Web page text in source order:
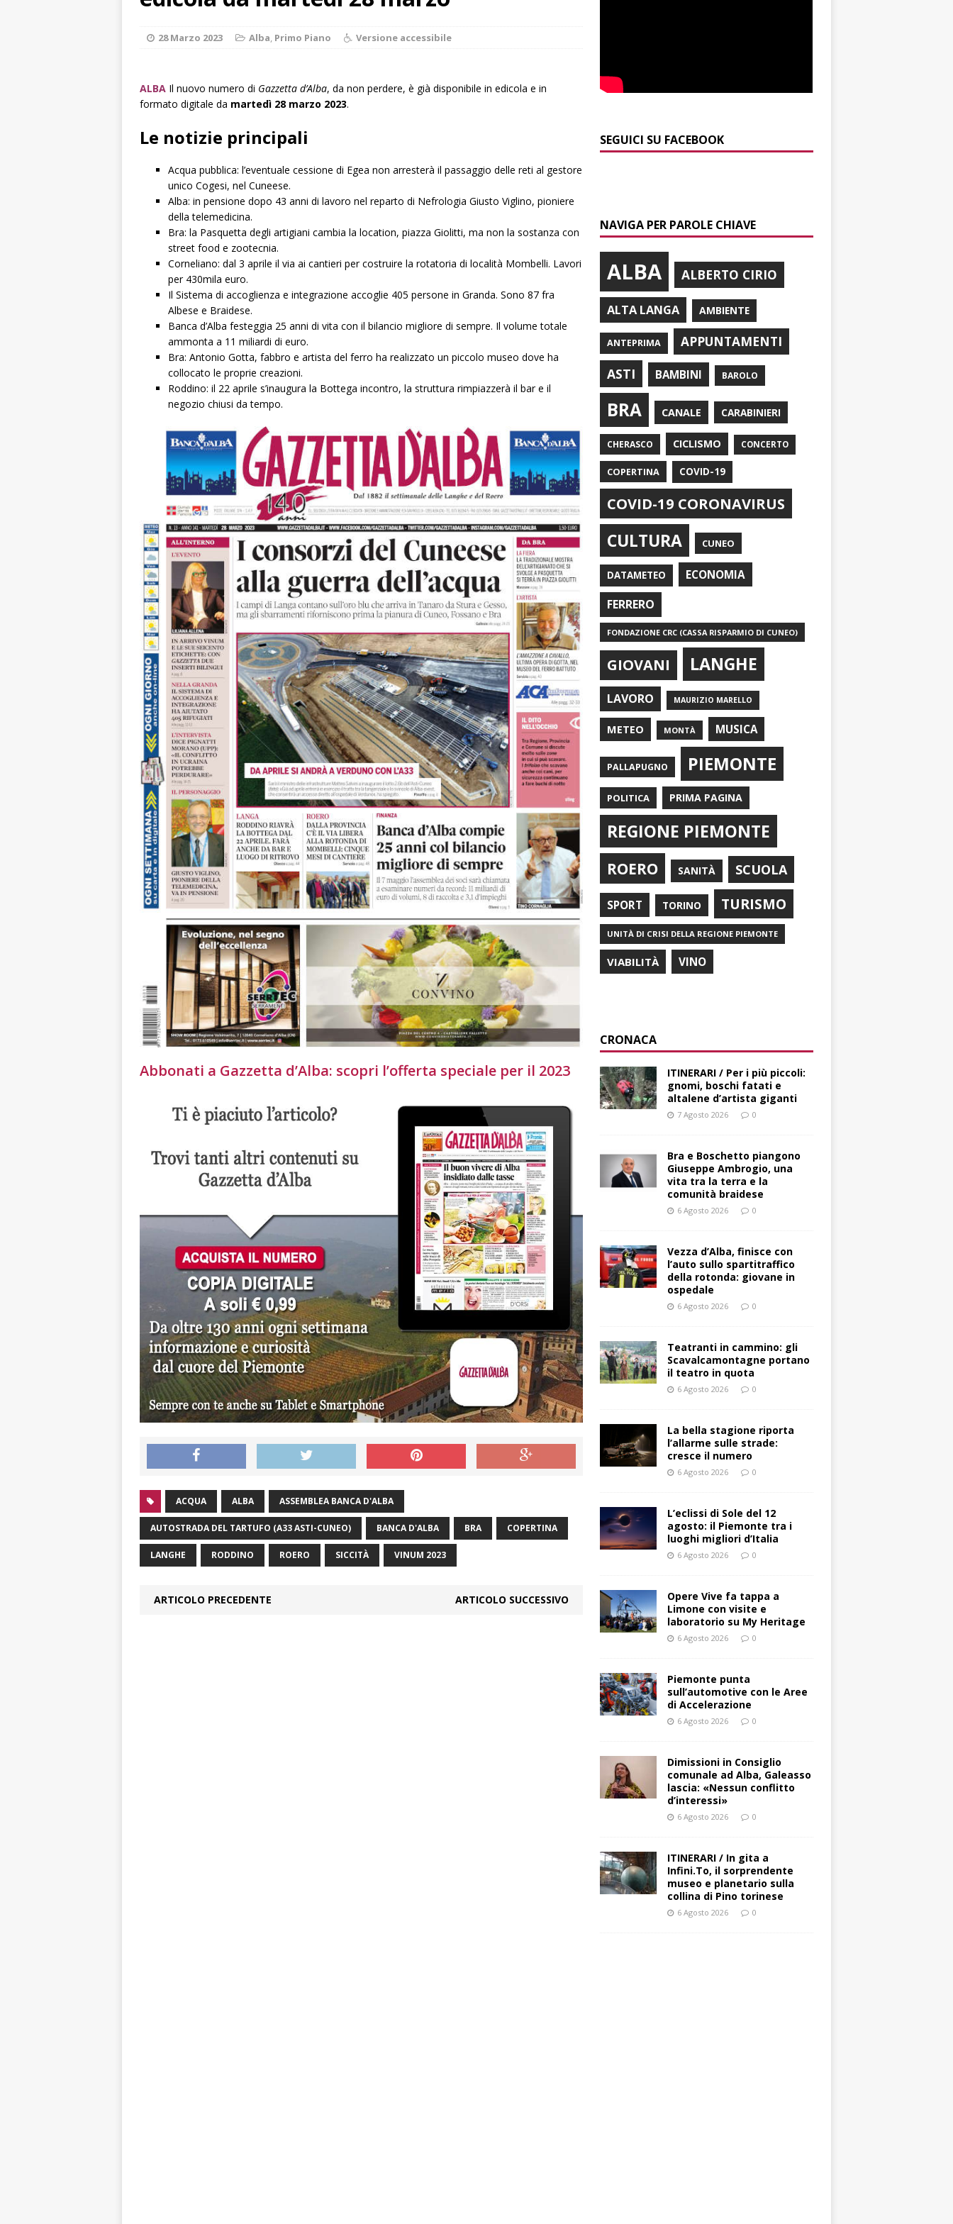
numero
ALTRE NOTIZIE
«Nessun conflitto d’interessi»
planetario sulla collina di Pino torinese
[ 6 Agosto 2026 ] Incendio a Valdieri, trasferiti per precauzione gli scout
dell’Alba 7
ALBA
[ 7 Agosto 2026 ]
d’artista giganti
28 Marzo 2023 Alba, Primo Piano Versione accessibile
ALBA Il nuovo numero di Gazzetta d’Alba, da non perdere, è già disponibile in edicola e in
formato digitale da martedì 28 marzo 2023.
Le notizie principali
Acqua pubblica: l’eventuale cessione di Egea non arresterà il passaggio delle reti al gestore
unico Cogesi, nel Cuneese.
Alba: in pensione dopo 43 anni di lavoro nel reparto di Nefrologia Giusto Viglino, pioniere
della telemedicina.
Bra: la Pasquetta degli artigiani cambia la location, piazza Giolitti, ma non la sostanza con
street food e zootecnia.
Corneliano: dal 3 aprile il via ai cantieri per costruire la rotatoria di località Mombelli. Lavori
per 430mila euro.
Il Sistema di accoglienza e integrazione accoglie 405 persone in Granda. Sono 87 fra
Albese e Braidese.
Banca d’Alba festeggia 25 anni di vita con il bilancio migliore di sempre. Il volume totale
ammonta a 11 miliardi di euro.
Bra: Antonio Gotta, fabbro e artista del ferro ha realizzato un piccolo museo dove ha
collocato le proprie creazioni.
Roddino: il 22 aprile s’inaugura la Bottega incontro, la struttura rimpiazzerà il bar e il
negozio chiusi da tempo.
Abbonati a Gazzetta d’Alba: scopri l’offerta speciale per il 2023
ACQUA ALBA ASSEMBLEA BANCA D'ALBA
AUTOSTRADA DEL TARTUFO (A33 ASTI-CUNEO) BANCA D'ALBA BRA COPERTINA
LANGHE RODDINO ROERO SICCITÀ VINUM 2023
ARTICOLO PRECEDENTE ARTICOLO SUCCESSIVO
SEGUICI SU FACEBOOK
NAVIGA PER PAROLE CHIAVE
ALBA ALBERTO CIRIO
ALTA LANGA AMBIENTE
ANTEPRIMA
APPUNTAMENTI
ASTI
BAMBINI BAROLO
BRA CANALE CARABINIERI
CHERASCO CICLISMO CONCERTO
COPERTINA COVID-19
COVID-19 CORONAVIRUS
CULTURA CUNEO
DATAMETEO ECONOMIA
FERRERO
FONDAZIONE CRC (CASSA RISPARMIO DI CUNEO)
GIOVANI LANGHE
LAVORO MAURIZIO MARELLO
METEO MONTÀ MUSICA
PALLAPUGNO PIEMONTE
POLITICA PRIMA PAGINA
REGIONE PIEMONTE
ROERO SANITÀ SCUOLA
SPORT TORINO TURISMO
UNITÀ DI CRISI DELLA REGIONE PIEMONTE
VIABILITÀ VINO
CRONACA
ITINERARI / Per i più piccoli:
gnomi, boschi fatati e
altalene d’artista giganti
7 Agosto 2026 0
Bra e Boschetto piangono
Giuseppe Ambrogio, una
vita tra la terra e la
comunità braidese
6 Agosto 2026 0
Vezza d’Alba, finisce con
l’auto sullo spartitraffico
della rotonda: giovane in
ospedale
6 Agosto 2026 0
Teatranti in cammino: gli
Scavalcamontagne portano
il teatro in quota
6 Agosto 2026 0
La bella stagione riporta
l’allarme sulle strade:
cresce il numero
6 Agosto 2026 0
L’eclissi di Sole del 12
agosto: il Piemonte tra i
luoghi migliori d’Italia
6 Agosto 2026 0
Opere Vive fa tappa a
Limone con visite e
laboratorio su My Heritage
6 Agosto 2026 0
Piemonte punta
sull’automotive con le Aree
di Accelerazione
6 Agosto 2026 0
Dimissioni in Consiglio
comunale ad Alba, Galeasso
lascia: «Nessun conflitto
d’interessi»
6 Agosto 2026 0
ITINERARI / In gita a
Infini.To, il sorprendente
museo e planetario sulla
collina di Pino torinese
6 Agosto 2026 0